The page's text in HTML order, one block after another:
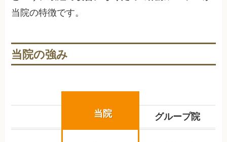
当院の特徴です。
当院の強み
当院 グループ院